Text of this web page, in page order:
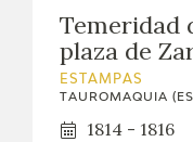
RECURSOS EDUCATIVOS
Temeridad
plaza de
ESTAMPAS
TAUROMAQUIA
1814 - 1816